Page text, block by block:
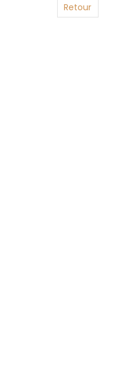
Retour